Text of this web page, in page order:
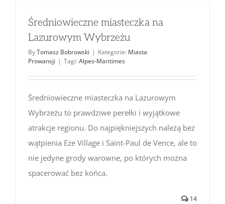
Średniowieczne miasteczka na
Lazurowym Wybrzeżu
ByTomasz Bobrowski | Kategorie: Miasta
Prowansji | Tagi: Alpes-Maritimes
Średniowieczne miasteczka na Lazurowym
Wybrzeżu to prawdziwe perełki i wyjątkowe
atrakcje regionu. Do najpiękniejszych należą bez
wątpienia Eze Village i Saint-Paul de Vence, ale to
nie jedyne grody warowne, po których można
spacerować bez końca.
14